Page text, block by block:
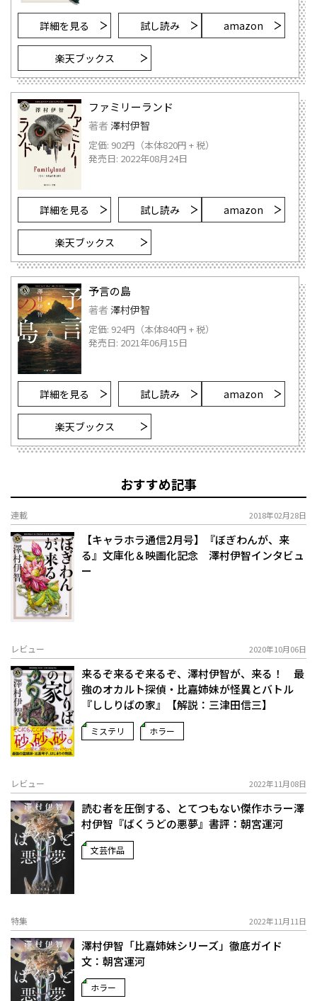
詳細を見る 試し読み amazon
楽天ブックス
ファミリーランド
著者 澤村伊智
定価: 902円（本体820円 + 税）
発売日: 2022年08月24日
詳細を見る 試し読み amazon
楽天ブックス
予言の島
著者 澤村伊智
定価: 924円（本体840円 + 税）
発売日: 2021年06月15日
詳細を見る 試し読み amazon
楽天ブックス
おすすめ記事
連載 2018年02月28日
【キャラホラ通信2月号】『ぼぎわんが、来
る』文庫化＆映画化記念 澤村伊智インタビュ
ー
レビュー 2020年10月06日
来るぞ来るぞ来るぞ、澤村伊智が、来る！ 最
強のオカルト探偵・比嘉姉妹が怪異とバトル
『ししりばの家』【解説：三津田信三】
ミステリ ホラー
レビュー 2022年11月08日
読む者を圧倒する、とてつもない傑作ホラー――澤
村伊智『ばくうどの悪夢』書評：朝宮運河
文芸作品
特集 2022年11月11日
澤村伊智「比嘉姉妹シリーズ」徹底ガイド
文：朝宮運河
ホラー